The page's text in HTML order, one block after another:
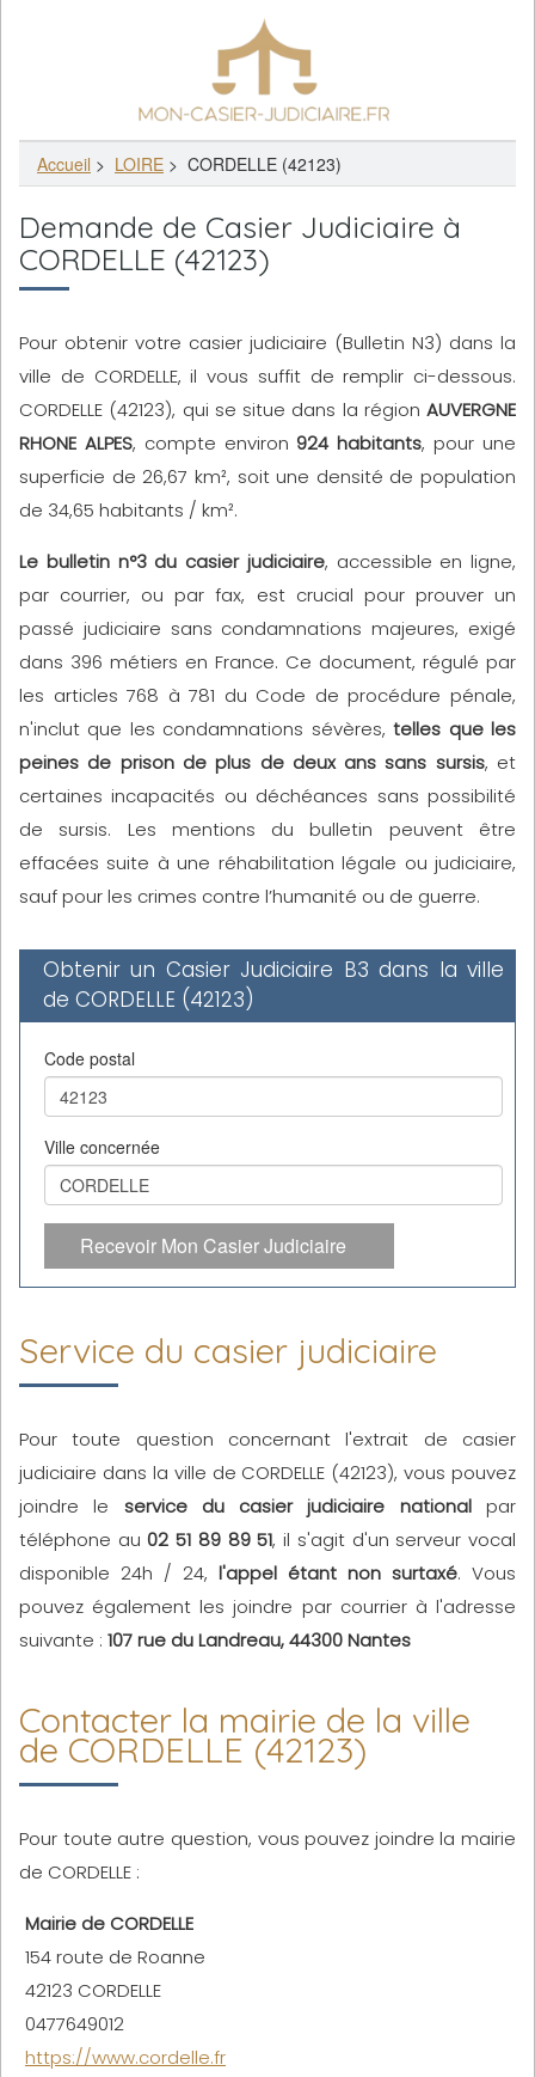
Accueil > LOIRE > CORDELLE (42123)
Demande de Casier Judiciaire à
CORDELLE (42123)
Pour obtenir votre casier judiciaire (Bulletin N3) dans la
ville de CORDELLE, il vous suffit de remplir ci-dessous.
CORDELLE (42123), qui se situe dans la région AUVERGNE
RHONE ALPES, compte environ 924 habitants, pour une
superficie de 26,67 km², soit une densité de population
de 34,65 habitants / km².
Le bulletin n°3 du casier judiciaire, accessible en ligne,
par courrier, ou par fax, est crucial pour prouver un
passé judiciaire sans condamnations majeures, exigé
dans 396 métiers en France. Ce document, régulé par
les articles 768 à 781 du Code de procédure pénale,
n'inclut que les condamnations sévères,telles que les
peines de prison de plus de deux ans sans sursis, et
certaines incapacités ou déchéances sans possibilité
de sursis. Les mentions du bulletin peuvent être
effacées suite à une réhabilitation légale ou judiciaire,
sauf pour les crimes contre l’humanité ou de guerre.
Obtenir un Casier Judiciaire B3 dans la ville
de CORDELLE (42123)
Code postal
Ville concernée
Recevoir Mon Casier Judiciaire
Service du casier judiciaire
Pour toute question concernant l'extrait de casier
judiciaire dans la ville de CORDELLE (42123), vous pouvez
joindre le service du casier judiciaire nationalpar
téléphone au 02 51 89 89 51, il s'agit d'un serveur vocal
disponible 24h / 24, l'appel étant non surtaxé. Vous
pouvez également les joindre par courrier à l'adresse
suivante : 107 rue du Landreau, 44300 Nantes
Contacter la mairie de la ville
de CORDELLE (42123)
Pour toute autre question, vous pouvez joindre la mairie
de CORDELLE :
Mairie de CORDELLE
154 route de Roanne
42123 CORDELLE
0477649012
https://www.cordelle.fr